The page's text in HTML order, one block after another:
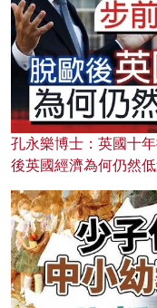
孔永樂博士：英國十
後英國經濟為何仍然低